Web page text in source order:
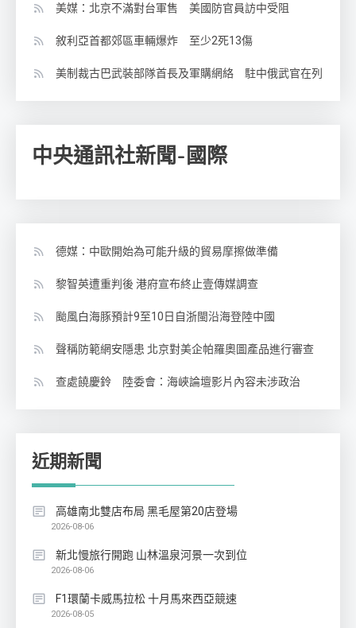
美媒：北京不滿對台軍售 美國防官員訪中受阻
敘利亞首都郊區車輛爆炸 至少2死13傷
美制裁古巴武裝部隊首長及軍購網絡 駐中俄武官在列
中央通訊社新聞-國際
德媒：中歐開始為可能升級的貿易摩擦做準備
黎智英遭重判後 港府宣布終止壹傳媒調查
颱風白海豚預計9至10日自浙閩沿海登陸中國
聲稱防範網安隱患 北京對美企帕羅奧圖產品進行審查
查處饒慶鈴 陸委會：海峽論壇影片內容未涉政治
近期新聞
高雄南北雙店布局 黑毛屋第20店登場
2026-08-06
新北慢旅行開跑 山林溫泉河景一次到位
2026-08-06
F1環蘭卡威馬拉松 十月馬來西亞競速
2026-08-05